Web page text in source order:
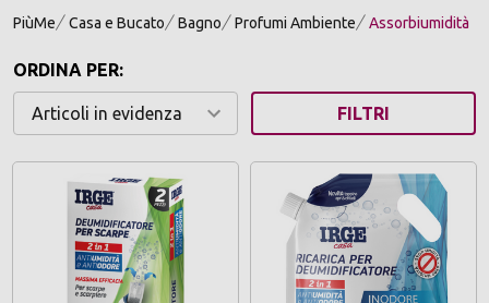
PiùMe Casa e Bucato Bagno Profumi Ambiente Assorbiumidità
ORDINA PER:
FILTRI